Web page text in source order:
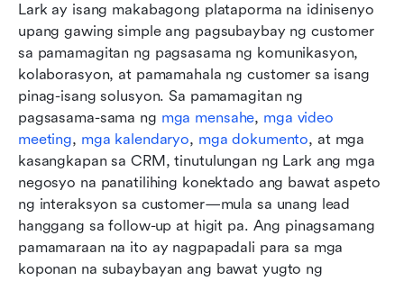
Lark ay isang makabagong plataporma na idinisenyo
upang gawing simple ang pagsubaybay ng customer
sa pamamagitan ng pagsasama ng komunikasyon,
kolaborasyon, at pamamahala ng customer sa isang
pinag-isang solusyon. Sa pamamagitan ng
pagsasama-sama ng mga mensahe, mga video
meeting, mga kalendaryo, mga dokumento, at mga
kasangkapan sa CRM, tinutulungan ng Lark ang mga
negosyo na panatilihing konektado ang bawat aspeto
ng interaksyon sa customer—mula sa unang lead
hanggang sa follow-up at higit pa. Ang pinagsamang
pamamaraan na ito ay nagpapadali para sa mga
koponan na subaybayan ang bawat yugto ng